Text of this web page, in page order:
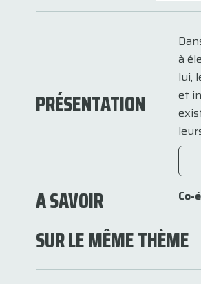
PRÉSENTATION
à
lui,
et
A SAVOIR
SUR LE MÊME THÈME